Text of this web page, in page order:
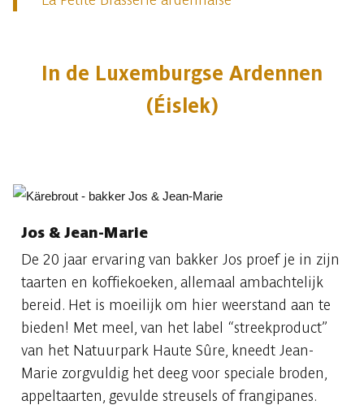
In de Luxemburgse Ardennen
(Éislek)
Jos & Jean-Marie
De 20 jaar ervaring van bakker Jos proef je in zijn
taarten en koffiekoeken, allemaal ambachtelijk
bereid. Het is moeilijk om hier weerstand aan te
bieden! Met meel, van het label “streekproduct”
van het Natuurpark Haute Sûre, kneedt Jean-
Marie zorgvuldig het deeg voor speciale broden,
appeltaarten, gevulde streusels of frangipanes.